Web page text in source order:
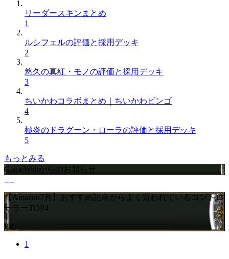
リーダースキンまとめ
1
ルシフェルの評価と採用デッキ
2
悠久の真紅・モノの評価と採用デッキ
3
ちいかわコラボまとめ｜ちいかわビンゴ
4
極炎のドラグーン・ローラの評価と採用デッキ
5
もっとみる
GameWithからのお知らせ
【Amazon7月】おすすめ記事からよく買われているコントロ
ーラーTOP4
PR
1